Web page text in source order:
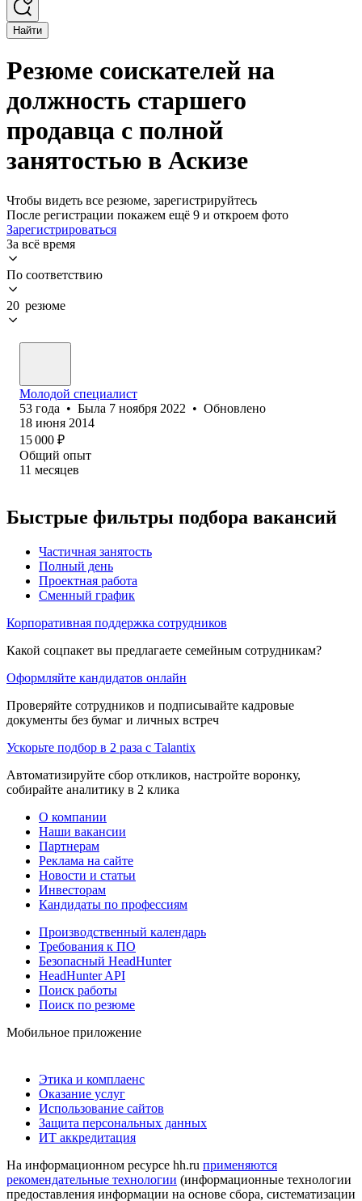
Найти
Резюме соискателей на
должность старшего
продавца с полной
занятостью в Аскизе
Чтобы видеть все резюме, зарегистрируйтесь
После регистрации покажем ещё 9 и откроем фото
Зарегистрироваться
За всё время
По соответствию
20 резюме
Молодой специалист
53 года • Была 7 ноября 2022 • Обновлено
18 июня 2014
15 000 ₽
Общий опыт
11 месяцев
Быстрые фильтры подбора вакансий
Частичная занятость
Полный день
Проектная работа
Сменный график
Корпоративная поддержка сотрудников
Какой соцпакет вы предлагаете семейным сотрудникам?
Оформляйте кандидатов онлайн
Проверяйте сотрудников и подписывайте кадровые
документы без бумаг и личных встреч
Ускорьте подбор в 2 раза с Talantix
Автоматизируйте сбор откликов, настройте воронку,
собирайте аналитику в 2 клика
О компании
Наши вакансии
Партнерам
Реклама на сайте
Новости и статьи
Инвесторам
Кандидаты по профессиям
Производственный календарь
Требования к ПО
Безопасный HeadHunter
HeadHunter API
Поиск работы
Поиск по резюме
Мобильное приложение
Этика и комплаенс
Оказание услуг
Использование сайтов
Защита персональных данных
ИТ аккредитация
На информационном ресурсе hh.ru применяются
рекомендательные технологии (информационные технологии
предоставления информации на основе сбора, систематизации